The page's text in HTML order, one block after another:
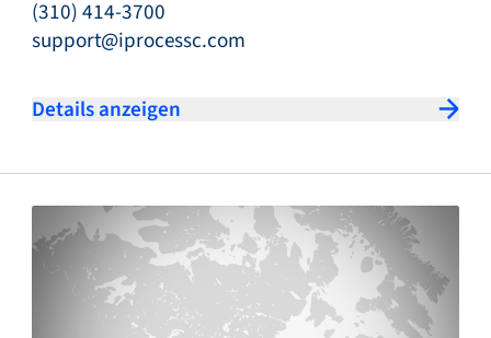
(310) 414-3700
support@iprocessc.com
Details anzeigen